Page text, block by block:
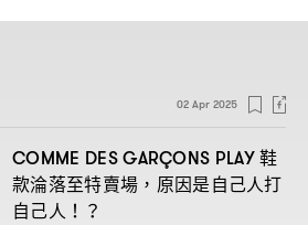
02 Apr 2025
COMME DES GARÇONS PLAY鞋
款淪落至特賣場 ， 原因是自己人打
自己人 ！？